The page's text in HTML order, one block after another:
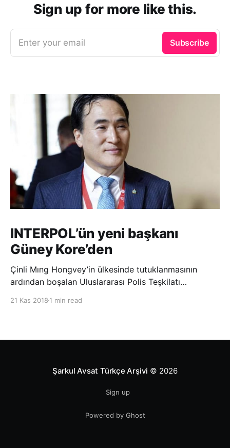
Sign up for more like this.
Enter your email Subscribe
INTERPOL’ün yeni başkanı
Güney Kore’den
Çinli Mıng Hongvey’in ülkesinde tutuklanmasının
ardından boşalan Uluslararası Polis Teşkilatı
21 Kas 2018 1 min read
Şarkul Avsat Türkçe Arşivi © 2026
Sign up
Powered by Ghost